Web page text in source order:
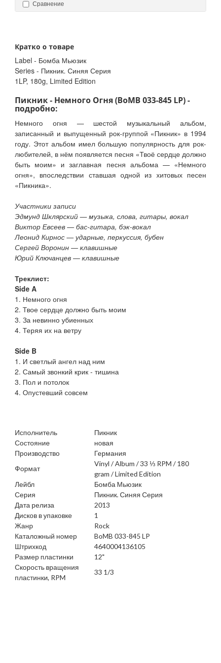
Сравнение
Кратко о товаре
Label - Бомба Мьюзик
Series - Пикник. Синяя Серия
1LP, 180g, Limited Edition
Пикник - Немного Огня (BoMB 033-845 LP) -
подробно:
Немного огня — шестой музыкальный альбом,
записанный и выпущенный рок-группой «Пикник» в 1994
году. Этот альбом имел большую популярность для рок-
любителей, в нём появляется песня «Твоё сердце должно
быть моим» и заглавная песня альбома — «Немного
огня», впоследствии ставшая одной из хитовых песен
«Пикника».
Участники записи
Эдмунд Шклярский — музыка, слова, гитары, вокал
Виктор Евсеев — бас-гитара, бэк-вокал
Леонид Кирнос — ударные, перкуссия, бубен
Сергей Воронин — клавишные
Юрий Ключанцев — клавишные
Треклист:
Side A
1. Немного огня
2. Твое сердце должно быть моим
3. За невинно убиенных
4. Теряя их на ветру
Side B
1. И светлый ангел над ним
2. Самый звонкий крик - тишина
3. Пол и потолок
4. Опустевший совсем
Исполнитель
Пикник
Состояние
новая
Производство
Германия
Формат
Vinyl / Album / 33 ⅓ RPM / 180
gram / Limited Edition
Лейбл
Бомба Мьюзик
Серия
Пикник. Синяя Серия
Дата релиза
2013
Дисков в упаковке
1
Жанр
Rock
Каталожный номер
BoMB 033-845 LP
Штрихкод
4640004136105
Размер пластинки
12"
Скорость вращения
пластинки, RPM
33 1/3